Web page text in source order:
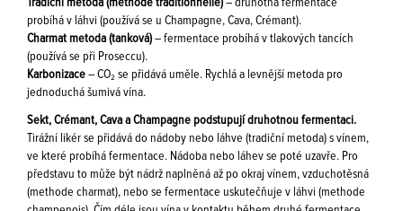
Tradiční metoda (methode traditionnelle) – druhotná fermentace
probíhá v láhvi (používá se u Champagne, Cava, Crémant).
Charmat metoda (tanková) – fermentace probíhá v tlakových tancích
(používá se při Proseccu).
Karbonizace – CO₂ se přidává uměle. Rychlá a levnější metoda pro
jednoduchá šumivá vína.
Sekt, Crémant, Cava a Champagne podstupují druhotnou fermentaci.
Tirážní likér se přidává do nádoby nebo láhve (tradiční metoda) s vínem,
ve které probíhá fermentace. Nádoba nebo láhev se poté uzavře. Pro
představu to může být nádrž naplněná až po okraj vínem, vzduchotěsná
(methode charmat), nebo se fermentace uskutečňuje v láhvi (methode